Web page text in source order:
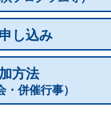
し込み
方法
・併催行事）